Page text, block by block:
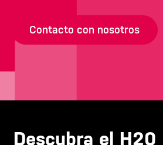
Contacto con nosotros
Descubra el H20